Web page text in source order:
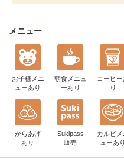
メニュー
お子様メニ
ューあり
朝食メニュ
ーあり
コーヒー
り
からあげ
あり
Sukipass
販売
カルビメ
ューあり